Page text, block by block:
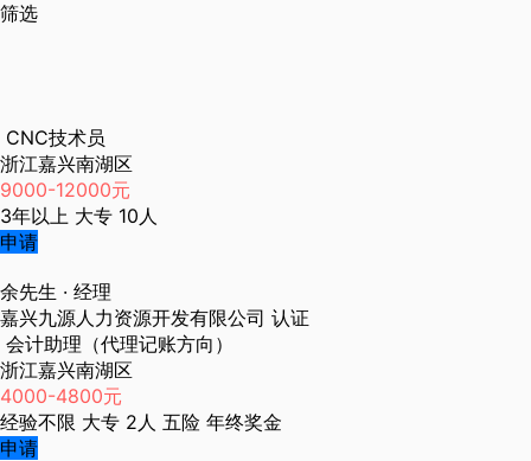
筛选
CNC技术员
浙江嘉兴南湖区
9000-12000元
3年以上 大专 10人
申请
余先生 · 经理
嘉兴九源人力资源开发有限公司 认证
会计助理（代理记账方向）
浙江嘉兴南湖区
4000-4800元
经验不限 大专 2人 五险 年终奖金
申请